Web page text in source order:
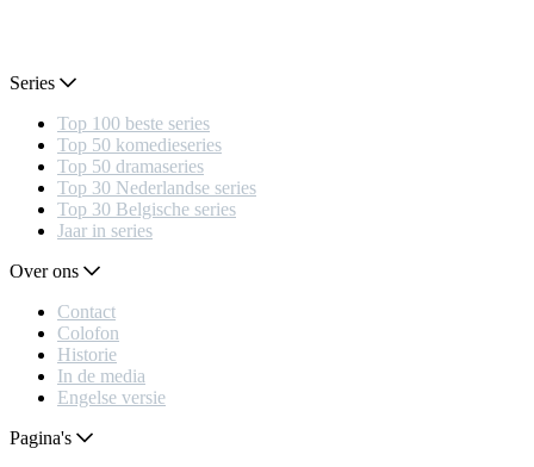
Series
Top 100 beste series
Top 50 komedieseries
Top 50 dramaseries
Top 30 Nederlandse series
Top 30 Belgische series
Jaar in series
Over ons
Contact
Colofon
Historie
In de media
Engelse versie
Pagina's